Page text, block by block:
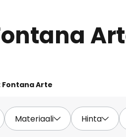
Arte
Materiaali Hinta